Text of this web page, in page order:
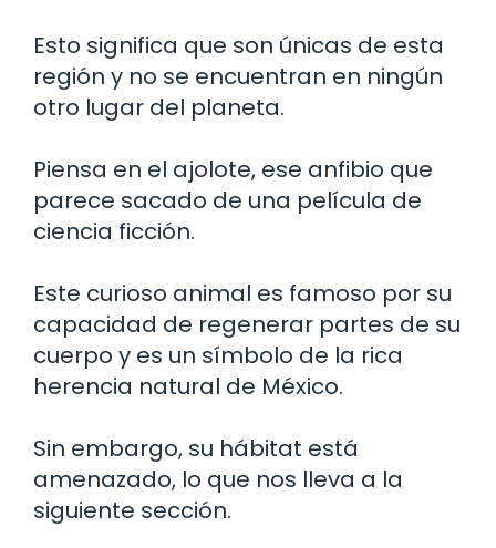
Esto significa que son únicas de esta
región y no se encuentran en ningún
otro lugar del planeta.
Piensa en el ajolote, ese anfibio que
parece sacado de una película de
ciencia ficción.
Este curioso animal es famoso por su
capacidad de regenerar partes de su
cuerpo y es un símbolo de la rica
herencia natural de México.
Sin embargo, su hábitat está
amenazado, lo que nos lleva a la
siguiente sección.